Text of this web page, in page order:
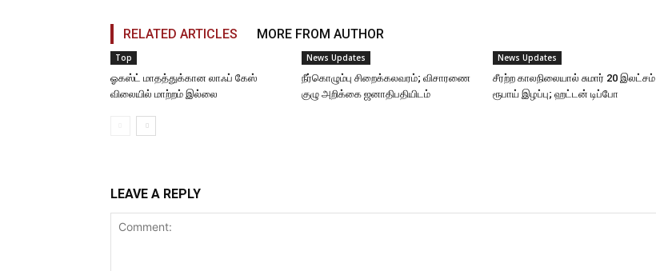
RELATED ARTICLES MORE FROM AUTHOR
Top
ஓகஸ்ட் மாதத்துக்கான லாஃப் கேஸ்
விலையில் மாற்றம் இல்லை
News Updates
நீர்கொழும்பு சிறைக்கலவரம்; விசாரணை
குழு அறிக்கை ஜனாதிபதியிடம்
News Updates
சீரற்ற காலநிலையால் சுமார் 20 இலட்சம்
ரூபாய் இழப்பு; ஹட்டன் டிப்போ
LEAVE A REPLY